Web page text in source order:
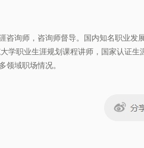
咨询师，咨询师督导。国内知名职业
学职业生涯规划课程讲师，国家认证
领域职场情况。